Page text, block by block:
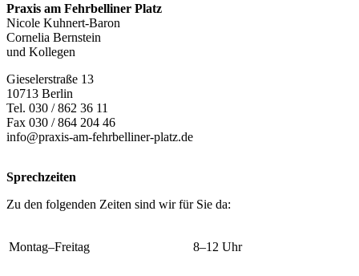
Praxis am Fehrbelliner Platz
Nicole Kuhnert-Baron
Cornelia Bernstein
und Kollegen
Gieselerstraße 13
10713 Berlin
Tel. 030 / 862 36 11
Fax 030 / 864 204 46
info@praxis-am-fehrbelliner-platz.de
Sprechzeiten
Zu den folgenden Zeiten sind wir für Sie da:
Montag–Freitag 8–12 Uhr